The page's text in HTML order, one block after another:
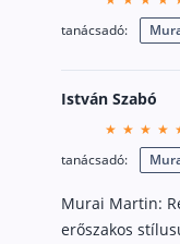
tanácsadó:
István Szabó
tanácsadó:
Murai Martin:
erőszakos